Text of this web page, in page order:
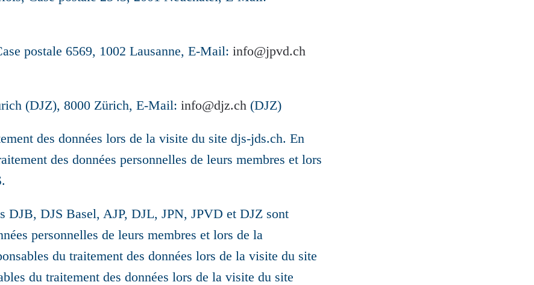
postale 6569, 1002 Lausanne, E-Mail: info@jpvd.ch
(DJZ), 8000 Zürich, E-Mail: info@djz.ch (DJZ)
des données lors de la visite du site djs-jds.ch. En
des données personnelles de leurs membres et lors
DJB, DJS Basel, AJP, DJL, JPN, JPVD et DJZ sont
personnelles de leurs membres et lors de la
du traitement des données lors de la visite du site
du traitement des données lors de la visite du site